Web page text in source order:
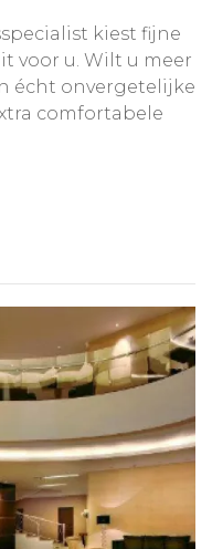
kiest fijne
voor u. Wilt u meer
écht onvergetelijke
comfortabele